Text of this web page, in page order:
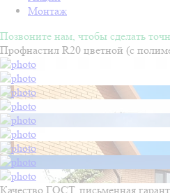
Монтаж
Позвоните нам, чтобы сделать
Профнастил R20 цветной (с
Качество ГОСТ, письменная